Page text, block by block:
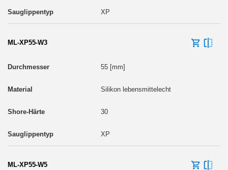
XP
ML-XP55-W3
55 [mm]
Silikon lebensmittelecht
30
XP
ML-XP55-W5